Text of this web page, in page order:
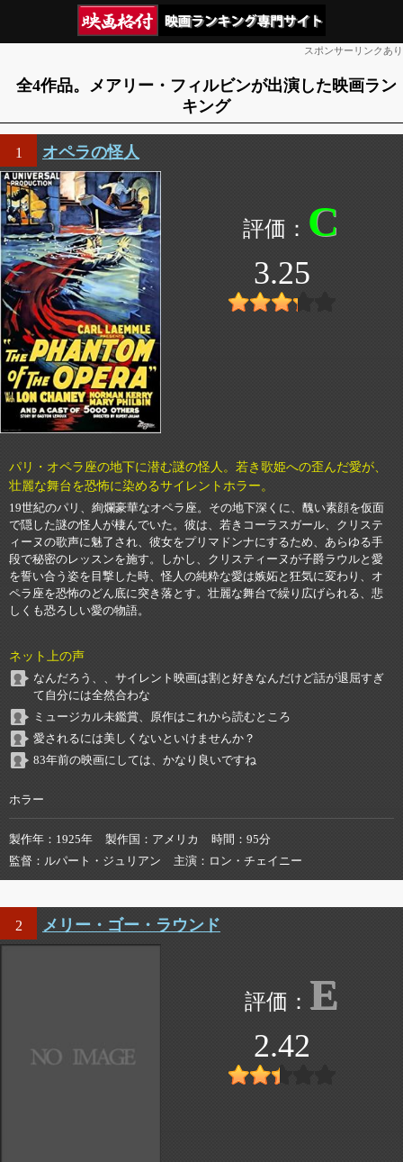
スポンサーリンクあり
全4作品。メアリー・フィルビンが出演した映画ラン
キング
1 オペラの怪人
C
3.25
パリ・オペラ座の地下に潜む謎の怪人。若き歌姫への歪んだ愛が、
壮麗な舞台を恐怖に染めるサイレントホラー。
19世紀のパリ、絢爛豪華なオペラ座。その地下深くに、醜い素顔を仮面
で隠した謎の怪人が棲んでいた。彼は、若きコーラスガール、クリステ
ィーヌの歌声に魅了され、彼女をプリマドンナにするため、あらゆる手
段で秘密のレッスンを施す。しかし、クリスティーヌが子爵ラウルと愛
を誓い合う姿を目撃した時、怪人の純粋な愛は嫉妬と狂気に変わり、オ
ペラ座を恐怖のどん底に突き落とす。壮麗な舞台で繰り広げられる、悲
しくも恐ろしい愛の物語。
ネット上の声
なんだろう、、サイレント映画は割と好きなんだけど話が退屈すぎ
て自分には全然合わな
ミュージカル未鑑賞、原作はこれから読むところ
愛されるには美しくないといけませんか？
83年前の映画にしては、かなり良いですね
ホラー
製作年 1925年 製作国 アメリカ 時間
95分
監督
ルパート・ジュリアン 主演 ロン・チェイニー
2 メリー・ゴー・ラウンド
E
2.42